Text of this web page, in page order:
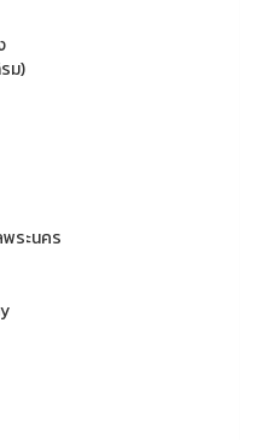
ม)
ระนคร